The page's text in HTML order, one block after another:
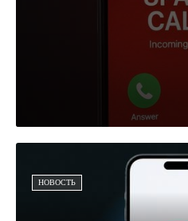
НОВОСТЬ